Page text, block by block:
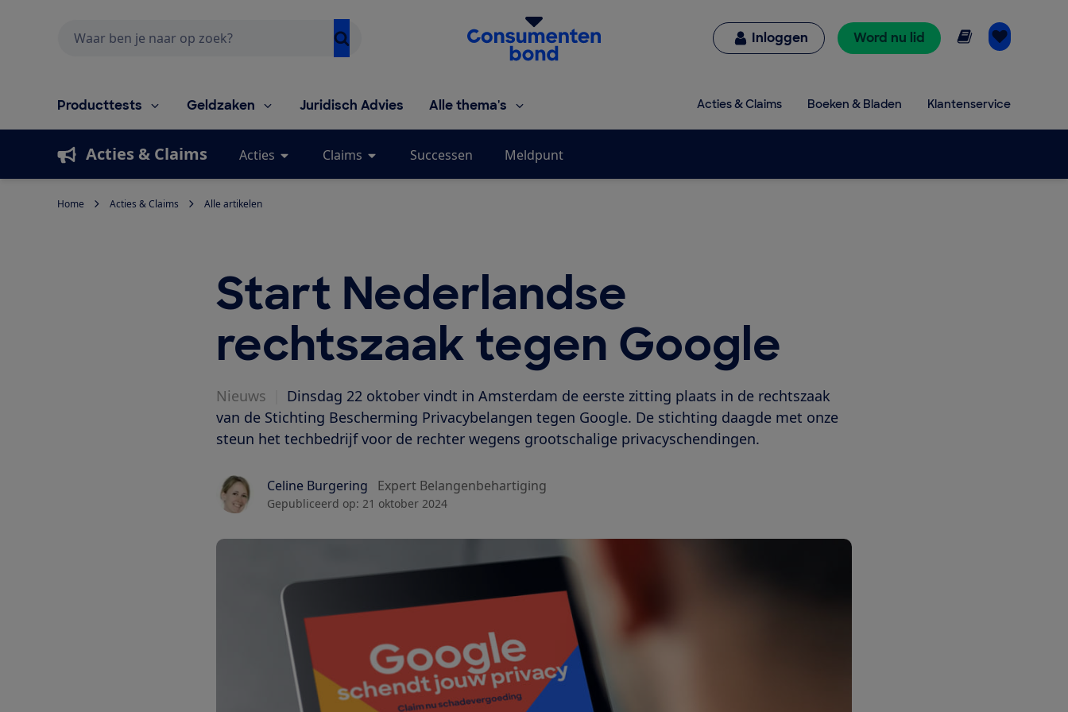
Homepage van de Consumentenbond
Inloggen Word nu lid Online lezen
Producttests Geldzaken Juridisch Advies Alle thema's Acties & Claims Boeken & Bladen Klantenservice
Acties & Claims Acties Claims Successen Meldpunt
Home Acties & Claims Alle artikelen
Start Nederlandse
rechtszaak tegen Google
Nieuws
Dinsdag 22 oktober vindt in Amsterdam de eerste zitting plaats in de rechtszaak
van de Stichting Bescherming Privacybelangen tegen Google. De stichting daagde met onze
steun het techbedrijf voor de rechter wegens grootschalige privacyschendingen.
Celine Burgering Expert Belangenbehartiging
Gepubliceerd op: 21 oktober 2024